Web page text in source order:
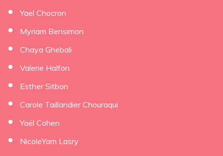
Yael Chocron
Myriam Bensimon
Chaya Ghebali
Valerie Halfon
Esther Sitbon
Carole Taillandier Chouraqui
Yaël Cohen
NicoleYam Lasry